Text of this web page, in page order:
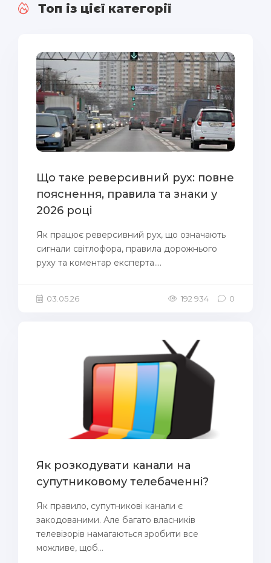
Топ із цієї категорії
Що таке реверсивний рух: повне
пояснення, правила та знаки у
2026 році
Як працює реверсивний рух, що означають
сигнали світлофора, правила дорожнього
руху та коментар експерта....
03.05.26 192 934 0
Як розкодувати канали на
супутниковому телебаченні?
Як правило, супутникові канали є
закодованими. Але багато власників
телевізорів намагаються зробити все
можливе, щоб...